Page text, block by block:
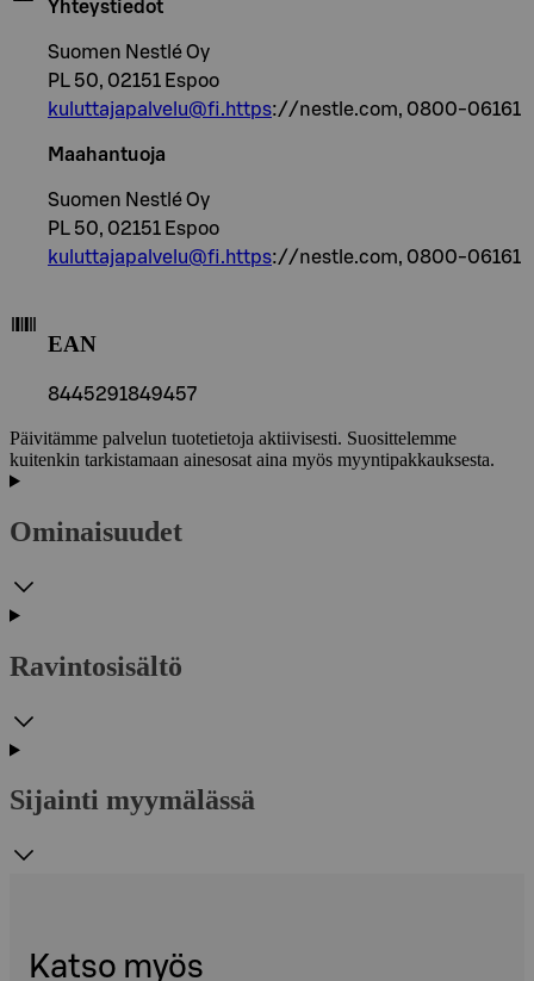
Yhteystiedot
Suomen Nestlé Oy
PL 50, 02151 Espoo
kuluttajapalvelu@fi.https://nestle.com, 0800-06161
Maahantuoja
Suomen Nestlé Oy
PL 50, 02151 Espoo
kuluttajapalvelu@fi.https://nestle.com, 0800-06161
EAN
8445291849457
Päivitämme palvelun tuotetietoja aktiivisesti. Suosittelemme
kuitenkin tarkistamaan ainesosat aina myös myyntipakkauksesta.
Ominaisuudet
Ravintosisältö
Sijainti myymälässä
Katso myös